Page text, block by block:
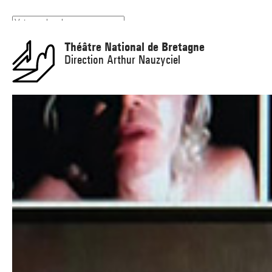
Théâtre National de Bretagne
Direction Arthur Nauzyciel